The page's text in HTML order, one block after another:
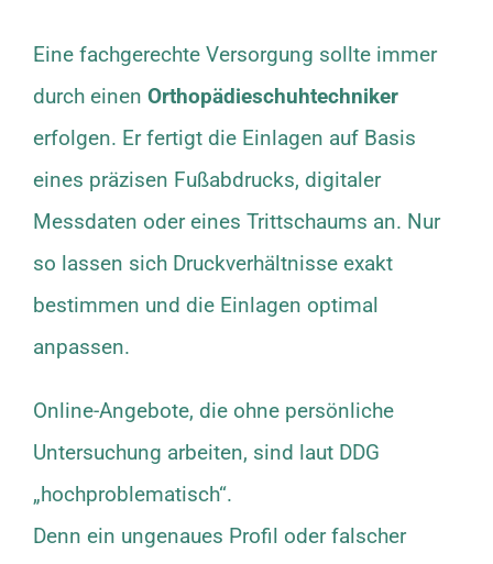
Eine fachgerechte Versorgung sollte immer
durch einen Orthopädieschuhtechniker
erfolgen. Er fertigt die Einlagen auf Basis
eines präzisen Fußabdrucks, digitaler
Messdaten oder eines Trittschaums an. Nur
so lassen sich Druckverhältnisse exakt
bestimmen und die Einlagen optimal
anpassen.
Online-Angebote, die ohne persönliche
Untersuchung arbeiten, sind laut DDG
„hochproblematisch“.
Denn ein ungenaues Profil oder falscher